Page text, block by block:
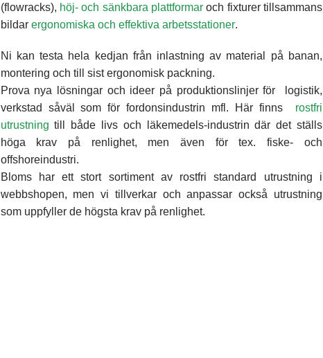
(flowracks), höj- och sänkbara plattformaroch fixturer tillsammans
bildar ergonomiska och effektiva arbetsstationer.
Ni kan testa hela kedjan från inlastning av material på banan,
montering och till sist ergonomisk packning.
Prova nya lösningar och ideer på produktionslinjer för logistik,
verkstad såväl som för fordonsindustrin mfl. Här finns rostfri
utrustning till både livs och läkemedels-industrin där det ställs
höga krav på renlighet, men även för tex. fiske- och
offshoreindustri.
Bloms har ett stort sortiment av rostfri standard utrustning i
webbshopen, men vi tillverkar och anpassar också utrustning
som uppfyller de högsta krav på renlighet.